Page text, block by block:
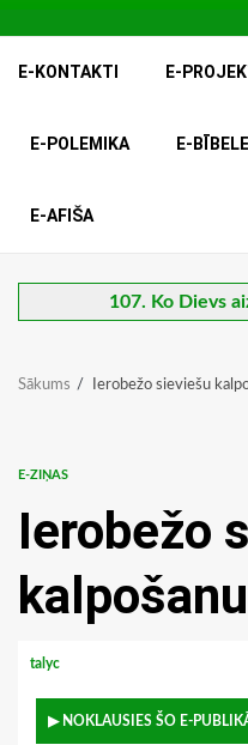
E-KONTAKTI E-
E-POLEMIKA E-BĪBELE
E-AFIŠA
107. Ko Dievs
Sākums Ierobežo sieviešu
E-ZIŅAS
Ierobežo
kalpošanu
talyc
▶ NOKLAUSIES ŠO E-